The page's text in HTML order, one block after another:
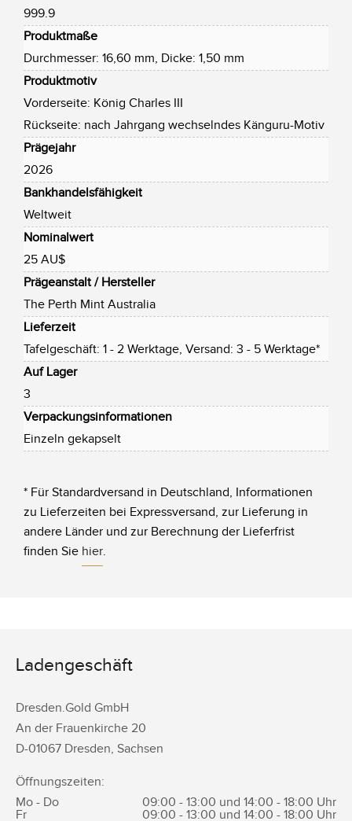
999.9
Produktmaße
Durchmesser: 16,60 mm, Dicke: 1,50 mm
Produktmotiv
Vorderseite: König Charles III
Rückseite: nach Jahrgang wechselndes Känguru-Motiv
Prägejahr
2026
Bankhandelsfähigkeit
Weltweit
Nominalwert
25 AU$
Prägeanstalt / Hersteller
The Perth Mint Australia
Lieferzeit
Tafelgeschäft: 1 - 2 Werktage, Versand: 3 - 5 Werktage*
Auf Lager
3
Verpackungsinformationen
Einzeln gekapselt
* Für Standardversand in Deutschland, Informationen
zu Lieferzeiten bei Expressversand, zur Lieferung in
andere Länder und zur Berechnung der Lieferfrist
finden Sie hier.
Ladengeschäft
Dresden.Gold GmbH
An der Frauenkirche 20
D-01067 Dresden, Sachsen
Öffnungszeiten:
Mo - Do
09:00 - 13:00 und 14:00 - 18:00 Uhr
Fr
09:00 - 13:00 und 14:00 - 18:00 Uhr